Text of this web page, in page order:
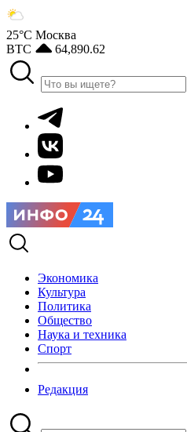
25°С Москва
BTC
64,890.62
Экономика
Культура
Политика
Общество
Наука и техника
Спорт
Редакция